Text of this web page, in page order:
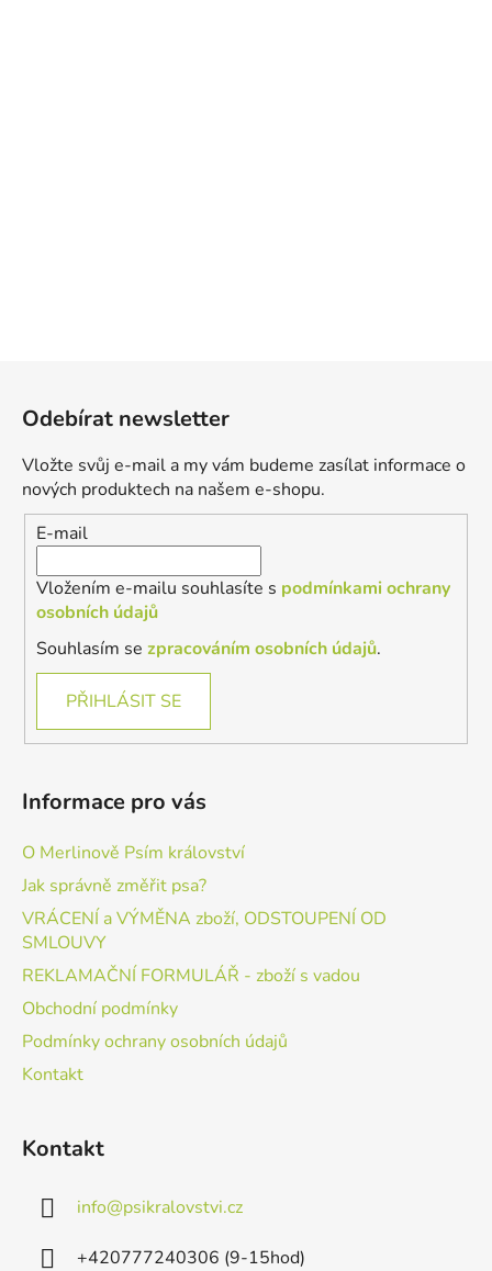
Odebírat newsletter
Vložte svůj e-mail a my vám budeme zasílat informace o
nových produktech na našem e-shopu.
E-mail
Vložením e-mailu souhlasíte s podmínkami ochrany
osobních údajů
Souhlasím se zpracováním osobních údajů.
PŘIHLÁSIT SE
Informace pro vás
O Merlinově Psím království
Jak správně změřit psa?
VRÁCENÍ a VÝMĚNA zboží, ODSTOUPENÍ OD
SMLOUVY
REKLAMAČNÍ FORMULÁŘ - zboží s vadou
Obchodní podmínky
Podmínky ochrany osobních údajů
Kontakt
Kontakt
info@psikralovstvi.cz
+420777240306 (9-15hod)